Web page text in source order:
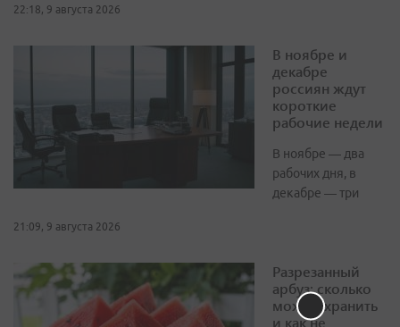
22:18, 9 августа 2026
В ноябре и
декабре
россиян ждут
короткие
рабочие недели
В ноябре — два
рабочих дня, в
декабре — три
21:09, 9 августа 2026
Разрезанный
арбуз: сколько
можно хранить
и как не